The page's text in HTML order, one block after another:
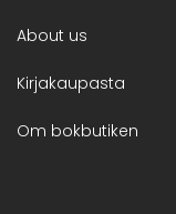
About us
Kirjakaupasta
Om bokbutiken